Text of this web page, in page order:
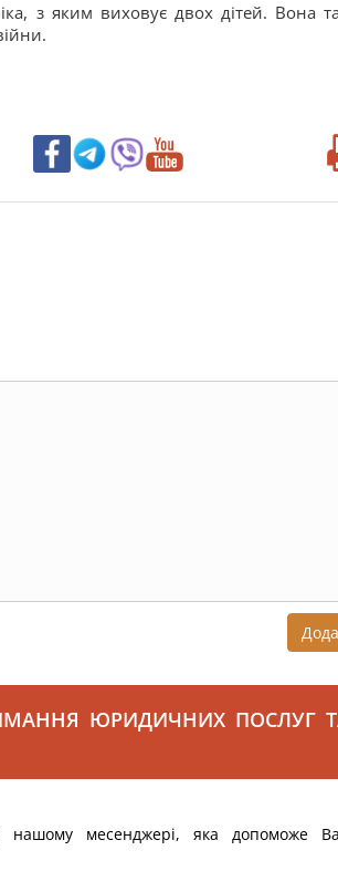
з яким виховує двох дітей. Вона
ЮРИДИЧНИХ ПОСЛУГ
месенджері, яка допоможе